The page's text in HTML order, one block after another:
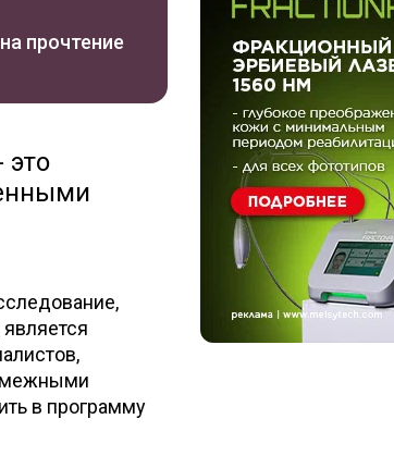
прочтение
является
в программу